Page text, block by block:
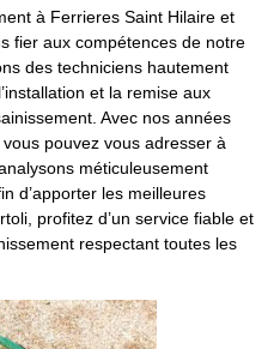
à Ferrieres Saint Hilaire et
fier aux compétences de notre
des techniciens hautement
et la remise aux
Avec nos années
pouvez vous adresser à
méticuleusement
d’apporter les meilleures
profitez d’un service fiable et
respectant toutes les